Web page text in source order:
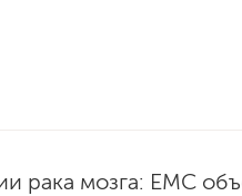
рака мозга: EMC